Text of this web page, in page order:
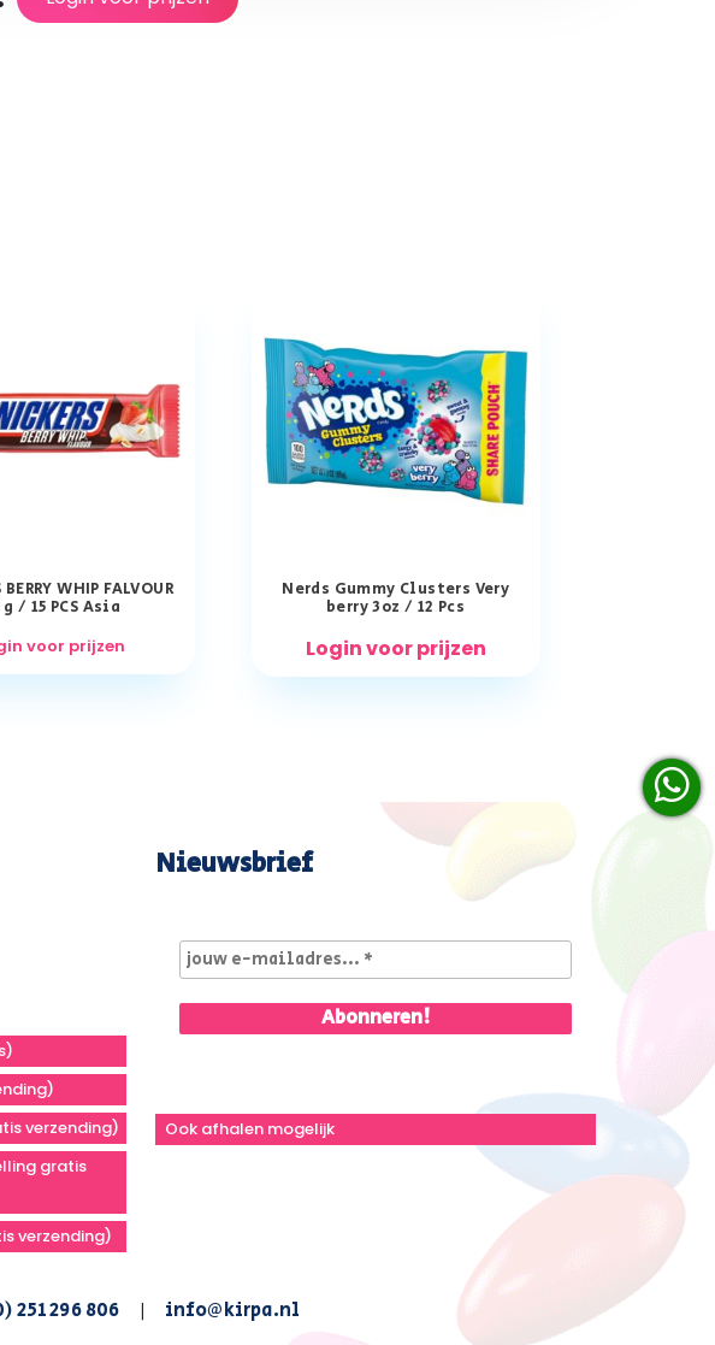
BERRY WHIP FALVOUR
/ 15 PCS Asia
voor prijzen
Nerds Gummy Clusters Very
berry 3oz / 12 Pcs
Login voor prijzen
verzending)
gratis
verzending)
Nieuwsbrief
Ook afhalen mogelijk
251 296 806 | info@kirpa.nl